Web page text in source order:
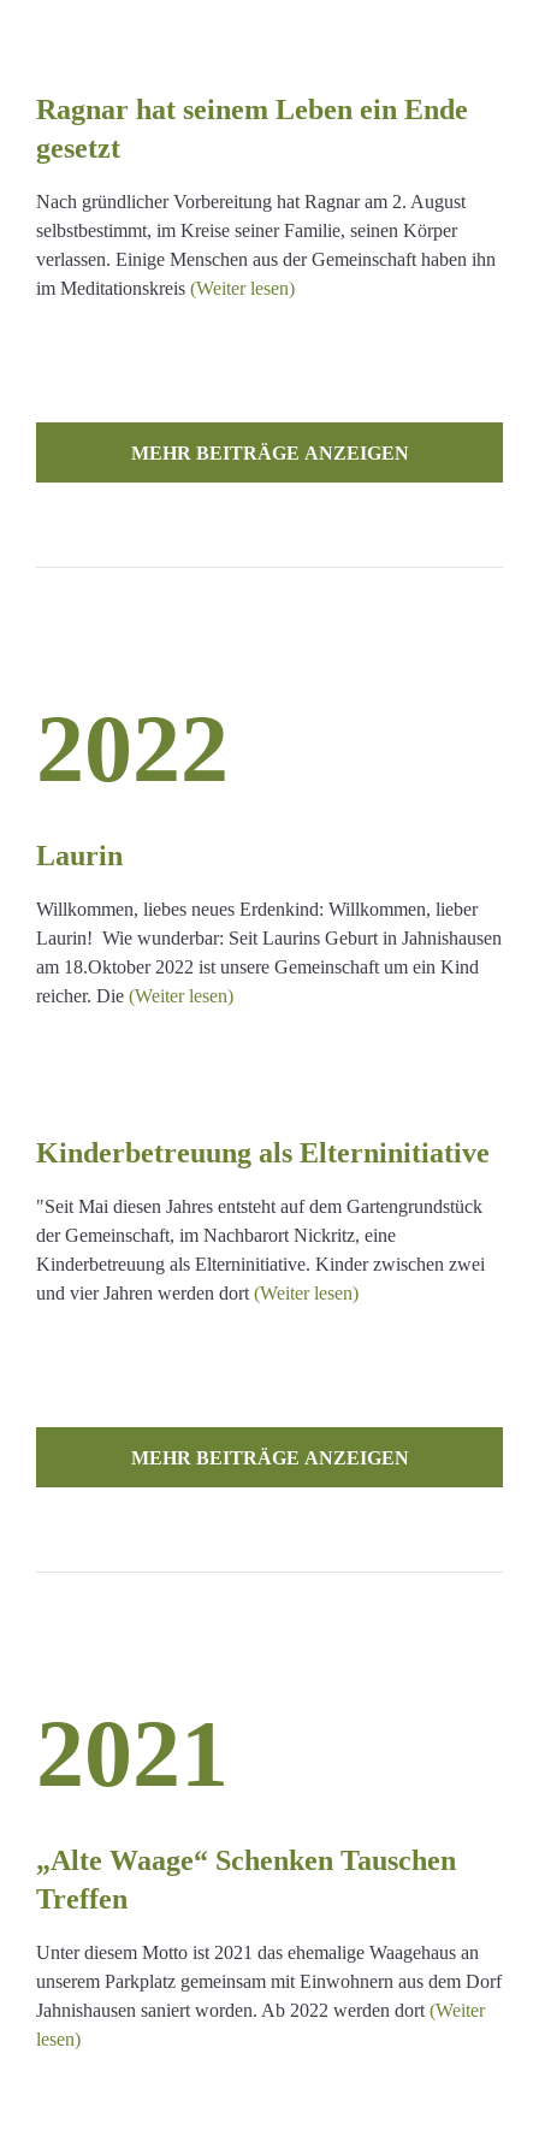
Ragnar hat seinem Leben ein Ende
gesetzt
Nach gründlicher Vorbereitung hat Ragnar am 2. August
selbstbestimmt, im Kreise seiner Familie, seinen Körper
verlassen. Einige Menschen aus der Gemeinschaft haben ihn
im Meditationskreis (Weiter lesen)
2022
Laurin
Willkommen, liebes neues Erdenkind: Willkommen, lieber
Laurin! Wie wunderbar: Seit Laurins Geburt in Jahnishausen
am 18.Oktober 2022 ist unsere Gemeinschaft um ein Kind
reicher. Die (Weiter lesen)
Kinderbetreuung als Elterninitiative
"Seit Mai diesen Jahres entsteht auf dem Gartengrundstück
der Gemeinschaft, im Nachbarort Nickritz, eine
Kinderbetreuung als Elterninitiative. Kinder zwischen zwei
und vier Jahren werden dort (Weiter lesen)
2021
„Alte Waage“ Schenken Tauschen
Treffen
Unter diesem Motto ist 2021 das ehemalige Waagehaus an
unserem Parkplatz gemeinsam mit Einwohnern aus dem Dorf
Jahnishausen saniert worden. Ab 2022 werden dort (Weiter
lesen)